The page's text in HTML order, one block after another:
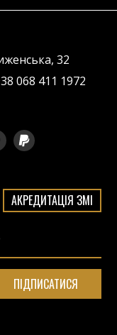
32
068 411 1972
АКРЕДИТАЦІЯ ЗМІ